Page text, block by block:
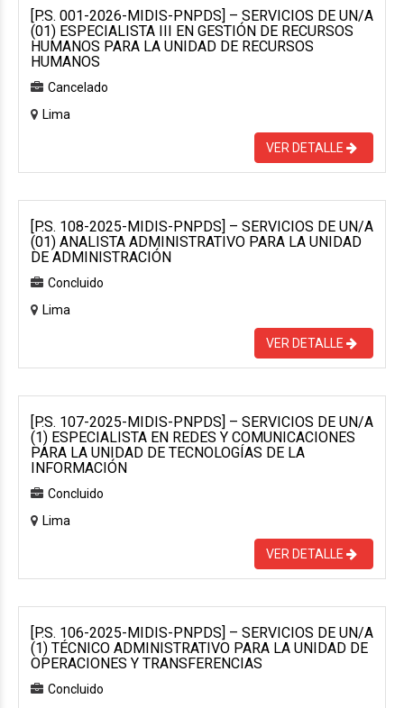
[P.S. 001-2026-MIDIS-PNPDS] – SERVICIOS DE UN/A
(01) ESPECIALISTA III EN GESTIÓN DE RECURSOS
HUMANOS PARA LA UNIDAD DE RECURSOS
HUMANOS
Cancelado
Lima
VER DETALLE
[P.S. 108-2025-MIDIS-PNPDS] – SERVICIOS DE UN/A
(01) ANALISTA ADMINISTRATIVO PARA LA UNIDAD
DE ADMINISTRACIÓN
Concluido
Lima
VER DETALLE
[P.S. 107-2025-MIDIS-PNPDS] – SERVICIOS DE UN/A
(1) ESPECIALISTA EN REDES Y COMUNICACIONES
PARA LA UNIDAD DE TECNOLOGÍAS DE LA
INFORMACIÓN
Concluido
Lima
VER DETALLE
[P.S. 106-2025-MIDIS-PNPDS] – SERVICIOS DE UN/A
(1) TÉCNICO ADMINISTRATIVO PARA LA UNIDAD DE
OPERACIONES Y TRANSFERENCIAS
Concluido